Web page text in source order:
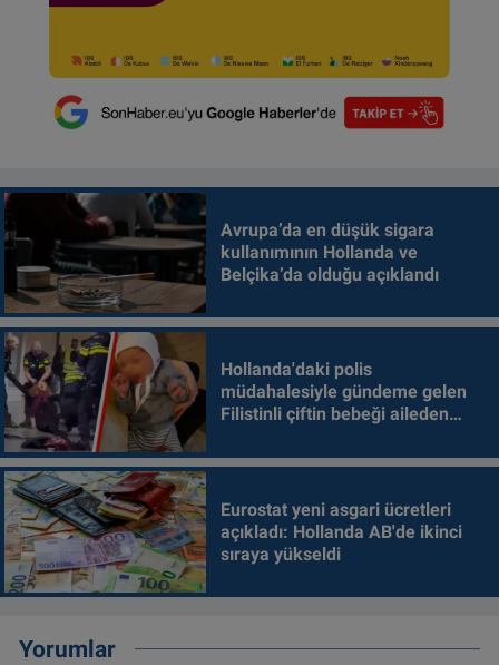
Avrupa’da en düşük sigara
kullanımının Hollanda ve
Belçika’da olduğu açıklandı
Hollanda'daki polis
müdahalesiyle gündeme gelen
Filistinli çiftin bebeği aileden
Eurostat yeni asgari ücretleri
açıkladı: Hollanda AB'de ikinci
sıraya yükseldi
Yorumlar